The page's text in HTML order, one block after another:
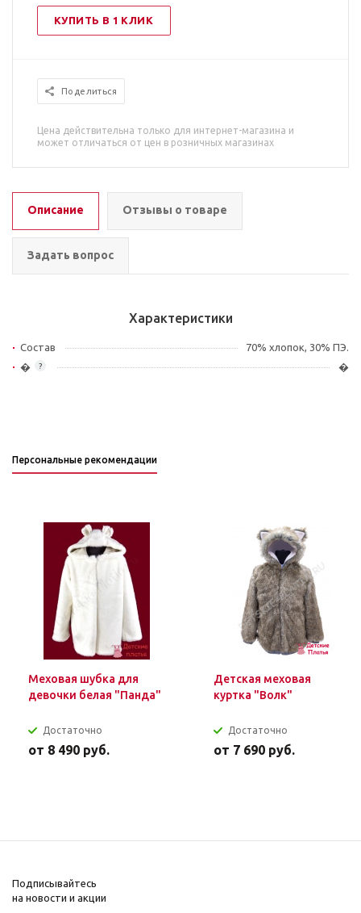
КУПИТЬ В 1 КЛИК
Поделиться
Цена действительна только для интернет-магазина и
может отличаться от цен в розничных магазинах
Описание Отзывы о товаре
Задать вопрос
Характеристики
Состав 70% хлопок, 30% ПЭ.
?
� �
Персональные рекомендации
Меховая шубка для
девочки белая "Панда"
Достаточно
от 8 490 руб.
Детская меховая
куртка "Волк"
Достаточно
от 7 690 руб.
Подписывайтесь
на новости и акции